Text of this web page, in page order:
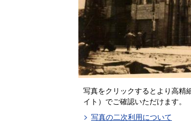
写真をクリックするとより高精
イト）でご確認いただけます。
写真の二次利用について